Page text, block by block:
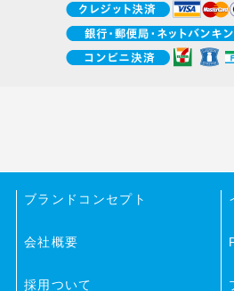
ブランドコンセプト
会社概要
採用ついて